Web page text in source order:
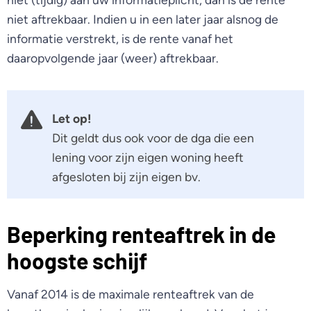
niet aftrekbaar. Indien u in een later jaar alsnog de
informatie verstrekt, is de rente vanaf het
daaropvolgende jaar (weer) aftrekbaar.
Let op!
Dit geldt dus ook voor de dga die een
lening voor zijn eigen woning heeft
afgesloten bij zijn eigen bv.
Beperking renteaftrek in de
hoogste schijf
Vanaf 2014 is de maximale renteaftrek van de